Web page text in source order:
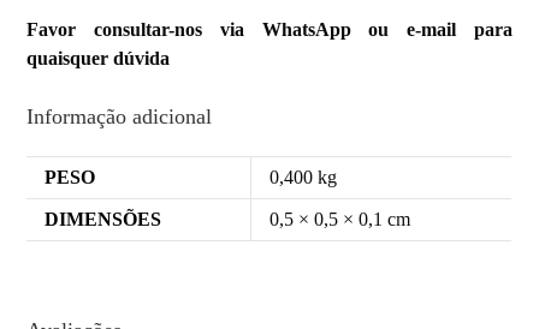
Favor consultar-nos via WhatsApp ou e-mail para
quaisquer dúvida
Informação adicional
PESO 0,400 kg
DIMENSÕES 0,5 × 0,5 × 0,1 cm